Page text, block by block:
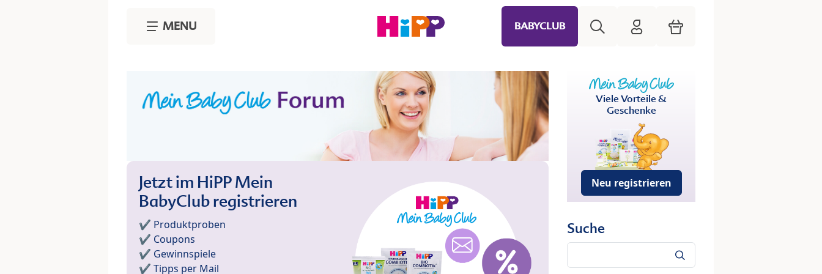
MENU BABYCLUB HiPP Mein Babyclub
Warenkorb
Jetzt im HiPP Mein
BabyClub registrieren
✔️ Produktproben
✔️ Coupons
✔️ Gewinnspiele
✔️ Tipps per Mail
Viele Vorteile &
Geschenke
Neu registrieren
Suche